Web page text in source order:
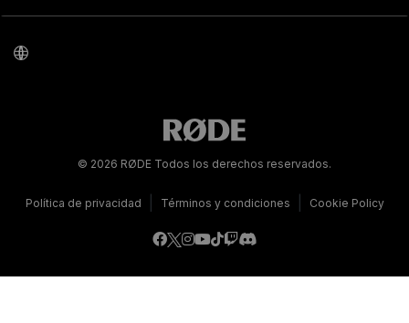
© 2026 RØDE Todos los derechos reservados.
Política de privacidad Términos y condiciones Cookie Policy